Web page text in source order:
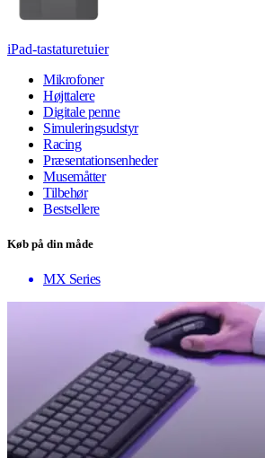
iPad-tastaturetuier
Mikrofoner
Højttalere
Digitale penne
Simuleringsudstyr
Racing
Præsentationsenheder
Musemåtter
Tilbehør
Bestsellere
Køb på din måde
MX Series